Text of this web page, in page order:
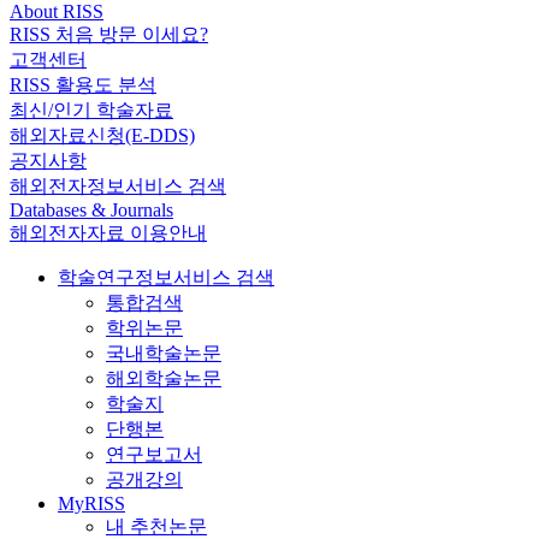
About RISS
RISS 처음 방문 이세요?
고객센터
RISS 활용도 분석
최신/인기 학술자료
해외자료신청(E-DDS)
공지사항
해외전자정보서비스 검색
Databases & Journals
해외전자자료 이용안내
학술연구정보서비스 검색
통합검색
학위논문
국내학술논문
해외학술논문
학술지
단행본
연구보고서
공개강의
MyRISS
내 추천논문